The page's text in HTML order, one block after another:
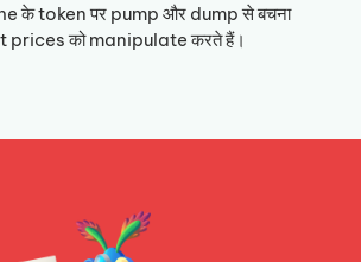
के token पर pump और dump से बचना
prices को manipulate करते हैं।